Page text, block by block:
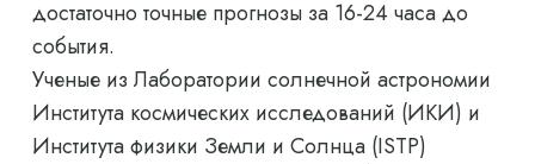
достаточно точные прогнозы за 16-24 часа до
события.
Ученые из Лаборатории солнечной астрономии
Института космических исследований (ИКИ) и
Института физики Земли и Солнца (ISTP)